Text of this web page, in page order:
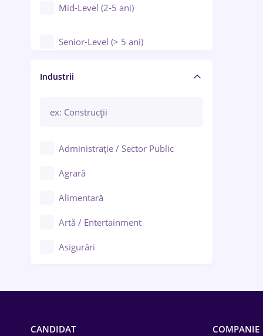
Mid-Level (2-5 ani)
Senior-Level (> 5 ani)
Manager / Executiv
Industrii
Administrație / Sector Public
Agrară
Alimentară
Artă / Entertainment
Asigurări
CANDIDAT COMPANIE